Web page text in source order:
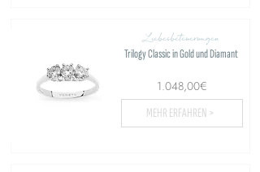
Liebesbeteuerungen
Trilogy Classic in Gold und Diamant
1.048,00€
MEHR ERFAHREN >